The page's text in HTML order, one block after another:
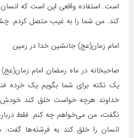
است. استفاده واقعی این است که
کند. من شما را به غیب متصل کردم. چشم
امام زمان(عج) جانشین خدا در زمین
صاحبخانه در ماه رمضان امام
یک نکته برای شما بگویم یک خرده
خداوند هرچه خواست خلق کند
نگفت، من می‌خواهم چه کنم. فقط
انسان را خلق کند به فرشته‌ها